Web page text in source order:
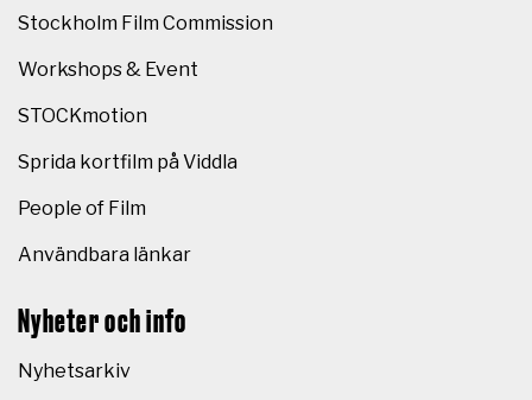
Stockholm Film Commission
Workshops & Event
STOCKmotion
Sprida kortfilm på Viddla
People of Film
Användbara länkar
Nyheter och info
Nyhetsarkiv